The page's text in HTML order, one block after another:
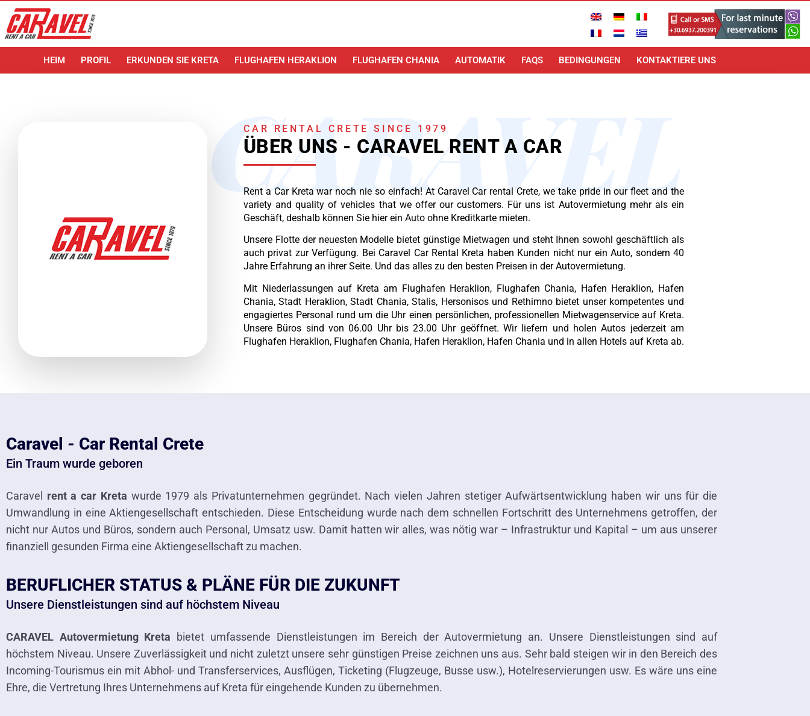
HEIM PROFIL ERKUNDEN SIE KRETA FLUGHAFEN HERAKLION FLUGHAFEN CHANIA AUTOMATIK FAQS BEDINGUNGEN KONTAKTIERE UNS
CARAVEL
CAR RENTAL CRETE SINCE 1979
ÜBER UNS - CARAVEL RENT A CAR
Rent a Car Kreta war noch nie so einfach! At Caravel Car rental Crete, we take pride in our fleet and the
variety and quality of vehicles that we offer our customers. Für uns ist Autovermietung mehr als ein
Geschäft, deshalb können Sie hier ein Auto ohne Kreditkarte mieten.
Unsere Flotte der neuesten Modelle bietet günstige Mietwagen und steht Ihnen sowohl geschäftlich als
auch privat zur Verfügung. Bei Caravel Car Rental Kreta haben Kunden nicht nur ein Auto, sondern 40
Jahre Erfahrung an ihrer Seite. Und das alles zu den besten Preisen in der Autovermietung.
Mit Niederlassungen auf Kreta am Flughafen Heraklion, Flughafen Chania, Hafen Heraklion, Hafen
Chania, Stadt Heraklion, Stadt Chania, Stalis, Hersonisos und Rethimno bietet unser kompetentes und
engagiertes Personal rund um die Uhr einen persönlichen, professionellen Mietwagenservice auf Kreta.
Unsere Büros sind von 06.00 Uhr bis 23.00 Uhr geöffnet. Wir liefern und holen Autos jederzeit am
Flughafen Heraklion, Flughafen Chania, Hafen Heraklion, Hafen Chania und in allen Hotels auf Kreta ab.
Caravel - Car Rental Crete
Ein Traum wurde geboren
Caravel rent a car Kreta wurde 1979 als Privatunternehmen gegründet. Nach vielen Jahren stetiger Aufwärtsentwicklung haben wir uns für die
Umwandlung in eine Aktiengesellschaft entschieden. Diese Entscheidung wurde nach dem schnellen Fortschritt des Unternehmens getroffen, der
nicht nur Autos und Büros, sondern auch Personal, Umsatz usw. Damit hatten wir alles, was nötig war – Infrastruktur und Kapital – um aus unserer
finanziell gesunden Firma eine Aktiengesellschaft zu machen.
BERUFLICHER STATUS & PLÄNE FÜR DIE ZUKUNFT
Unsere Dienstleistungen sind auf höchstem Niveau
CARAVEL Autovermietung Kreta bietet umfassende Dienstleistungen im Bereich der Autovermietung an. Unsere Dienstleistungen sind auf
höchstem Niveau. Unsere Zuverlässigkeit und nicht zuletzt unsere sehr günstigen Preise zeichnen uns aus. Sehr bald steigen wir in den Bereich des
Incoming-Tourismus ein mit Abhol- und Transferservices, Ausflügen, Ticketing (Flugzeuge, Busse usw.), Hotelreservierungen usw. Es wäre uns eine
Ehre, die Vertretung Ihres Unternehmens auf Kreta für eingehende Kunden zu übernehmen.